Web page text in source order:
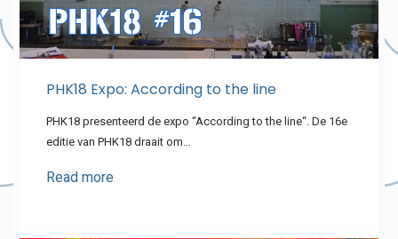
PHK18 Expo: According to the line
PHK18 presenteerd de expo “According to the line“. De 16e
editie van PHK18 draait om…
Read more